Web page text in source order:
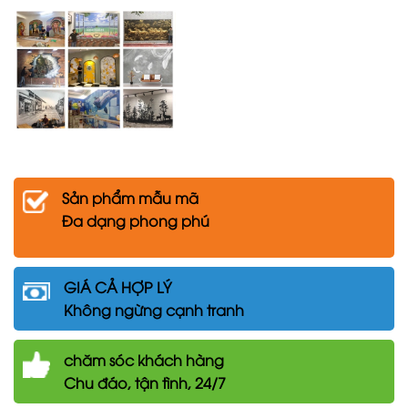
Sản phẩm mẫu mã
Đa dạng phong phú
GIÁ CẢ HỢP LÝ
Không ngừng cạnh tranh
chămsóc khách hàng
Chu đáo, tận tình, 24/7